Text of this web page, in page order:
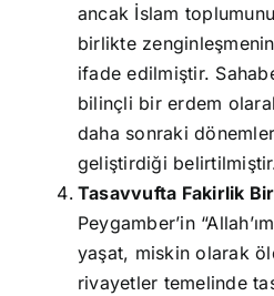
ancak İslam
birlikte zenginleşmenin
ifade edilmiştir.
bilinçli bir erdem
daha sonraki
geliştirdiği
Tasavvufta Fakirlik
Peygamber’in
yaşat, miskin olarak
rivayetler temelinde